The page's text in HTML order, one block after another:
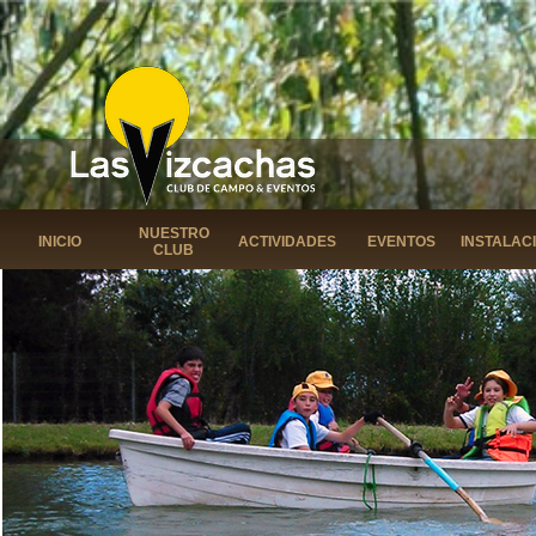
INICIO
NUESTRO
CLUB
ACTIVIDADES EVENTOS